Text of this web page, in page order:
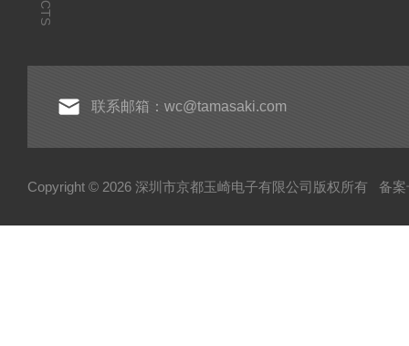
联系邮箱：wc@tamasaki.com
Copyright © 2026 深圳市京都玉崎电子有限公司版权所有 备案